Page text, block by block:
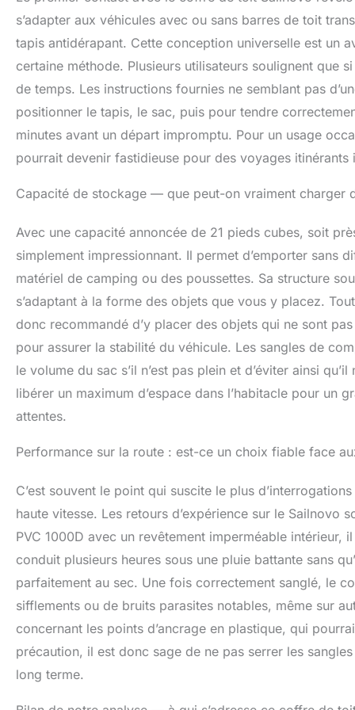
ranger. Nous
d'espace dans
résister à
été amélioré :
rabats Velcro
et en sécurité
s’adapter aux véhicules avec ou sans barres de toit
tapis antidérapant. Cette conception universelle est un
certaine méthode. Plusieurs utilisateurs soulignent que
de temps. Les instructions fournies ne semblant pas
positionner le tapis, le sac, puis pour tendre
minutes avant un départ impromptu. Pour un usage
pourrait devenir fastidieuse pour des voyages
Capacité de stockage — que peut-on vraiment charger
Avec une capacité annoncée de 21 pieds cubes, soit
simplement impressionnant. Il permet d’emporter sans
matériel de camping ou des poussettes. Sa structure
s’adaptant à la forme des objets que vous y placez.
donc recommandé d’y placer des objets qui ne sont
pour assurer la stabilité du véhicule. Les sangles de
le volume du sac s’il n’est pas plein et d’éviter ainsi
libérer un maximum d’espace dans l’habitacle pour
attentes.
Performance sur la route : est-ce un choix fiable face
C’est souvent le point qui suscite le plus
haute vitesse. Les retours d’expérience sur le Sailnovo
PVC 1000D avec un revêtement imperméable
conduit plusieurs heures sous une pluie battante sans
parfaitement au sec. Une fois correctement sanglé, le
sifflements ou de bruits parasites notables, même sur
concernant les points d’ancrage en plastique, qui
précaution, il est donc sage de ne pas serrer les
long terme.